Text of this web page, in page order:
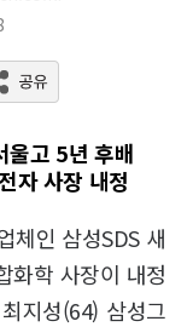
고 5년 후배
자 사장 내정
체인 삼성SDS 새
화학 사장이 내정
지성(64) 삼성그